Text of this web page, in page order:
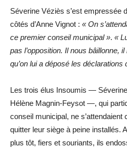
Séverine Véziès s’est empressée
côtés d’Anne Vignot : « On
ce premier conseil municipal ». «
pas l’opposition. Il nous bâillonne,
qu’on lui a déposé les déclarations
Les trois élus Insoumis —
Hélène Magnin-Feysot —, qui
conseil municipal, ne
quitter leur siège à peine installés.
plus tôt, fiers et souriants, ils